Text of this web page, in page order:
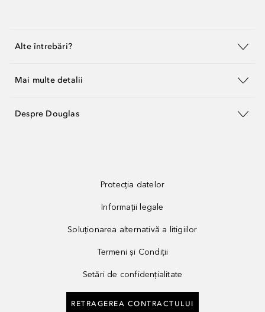
Alte întrebări?
Mai multe detalii
Despre Douglas
Protecția datelor
Informații legale
Soluționarea alternativă a litigiilor
Termeni și Condiții
Setări de confidențialitate
RETRAGEREA CONTRACTULUI